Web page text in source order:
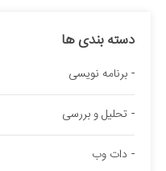
دسته بندی ها
برنامه نویسی
تحلیل و بررسی
دات وب